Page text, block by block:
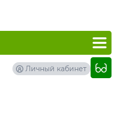
Личный кабинет